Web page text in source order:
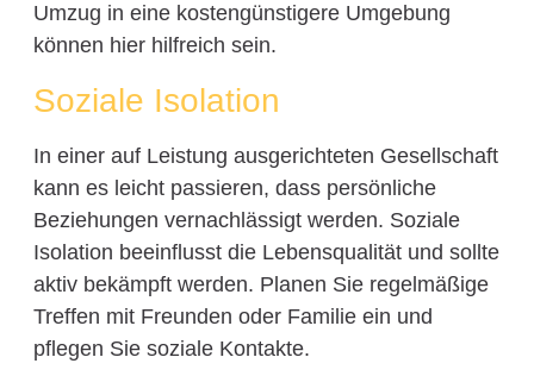
Umzug in eine kostengünstigere Umgebung
können hier hilfreich sein.
Soziale Isolation
In einer auf Leistung ausgerichteten Gesellschaft
kann es leicht passieren, dass persönliche
Beziehungen vernachlässigt werden. Soziale
Isolation beeinflusst die Lebensqualität und sollte
aktiv bekämpft werden. Planen Sie regelmäßige
Treffen mit Freunden oder Familie ein und
pflegen Sie soziale Kontakte.